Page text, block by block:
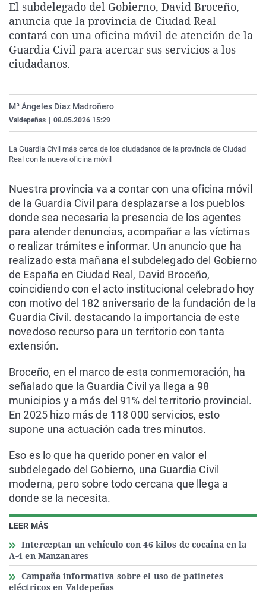
La rosa de los vientos
Gente viajera
Como el perro y el
Caso
Retornados
Equipo de
Extremadura
Galicia
La Rioja
País Vasco
Virales
Televisión
Elecciones
El subdelegado del Gobierno, David Broceño,
anuncia que la provincia de Ciudad Real
contará con una oficina móvil de atención de la
Guardia Civil para acercar sus servicios a los
ciudadanos.
Mª Ángeles Díaz Madroñero
Valdepeñas 08.05.2026 15:29
La Guardia Civil más cerca de los ciudadanos de la provincia de Ciudad
Real con la nueva oficina móvil
LEER MÁS
Interceptan un vehículo con 46 kilos de cocaína en la
A-4 en Manzanares
Campaña informativa sobre el uso de patinetes
eléctricos en Valdepeñas
Nuestra provincia va a contar con una oficina móvil
de la Guardia Civil para desplazarse a los pueblos
donde sea necesaria la presencia de los agentes
para atender denuncias, acompañar a las víctimas
o realizar trámites e informar. Un anuncio que ha
realizado esta mañana el subdelegado del Gobierno
de España en Ciudad Real, David Broceño,
coincidiendo con el acto institucional celebrado hoy
con motivo del 182 aniversario de la fundación de la
Guardia Civil. destacando la importancia de este
novedoso recurso para un territorio con tanta
extensión.
Broceño, en el marco de esta conmemoración, ha
señalado que la Guardia Civil ya llega a 98
municipios y a más del 91% del territorio provincial.
En 2025 hizo más de 118 000 servicios, esto
supone una actuación cada tres minutos.
Eso es lo que ha querido poner en valor el
subdelegado del Gobierno, una Guardia Civil
moderna, pero sobre todo cercana que llega a
donde se la necesita.